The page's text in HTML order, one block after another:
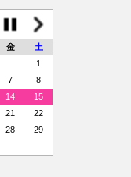
金
土
1
7
8
14
15
21
22
28
29